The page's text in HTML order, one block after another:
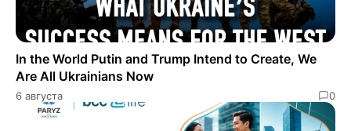
In the World Putin and Trump Intend to Create, We
Are All Ukrainians Now
6 августа 0